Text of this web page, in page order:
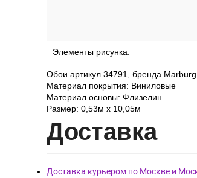
Элементы рисунка:
Обои артикул 34791, бренда
Материал покрытия: Виниловые
Материал основы: Флизелин
Размер: 0,53м х 10,05м
Доставка
Доставка курьером по Москве и